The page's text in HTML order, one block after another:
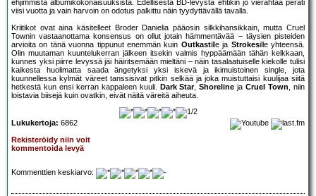
ehjimmistä albumikokonaisuuksista. Edellisestä BD-levystä ehtikin jo vierähtää peräti
viisi vuotta ja vain harvoin on odotus palkittu näin tyydyttävällä tavalla.
Kriitikot ovat aina käsitelleet Broder Danielia pääosin silkkihansikkain, mutta Cruel
Townin vastaanottama konsensus on ollut jotain hämmentävää – täysien pisteiden
arvioita on tänä vuonna tippunut enemmän kuin Outkastille ja Strokesille yhteensä.
Olin muutaman kuuntelukerran jälkeen itsekin valmis hyppäämään tähän kelkkaan,
kunnes yksi piirre levyssä jäi häiritsemään mieltäni – näin tasalaatuiselle kiekolle tulisi
kaikesta huolimatta saada ängetyksi yksi iskevä ja ikimuistoinen single, jota
kuunnellessa kylmät väreet tanssisivat pitkin selkää ja joka muistuttaisi kuulijaa siitä
hetkestä kun ensi kerran kappaleen kuuli. Dark Star,Shoreline jaCruel Town, niin
loistavia biisejä kuin ovatkin, eivät näitä väreitä aiheuta.
Lukukertoja: 6862
Rekisteröidy niin voit
kommentoida levyä
Kommenttien keskiarvo: